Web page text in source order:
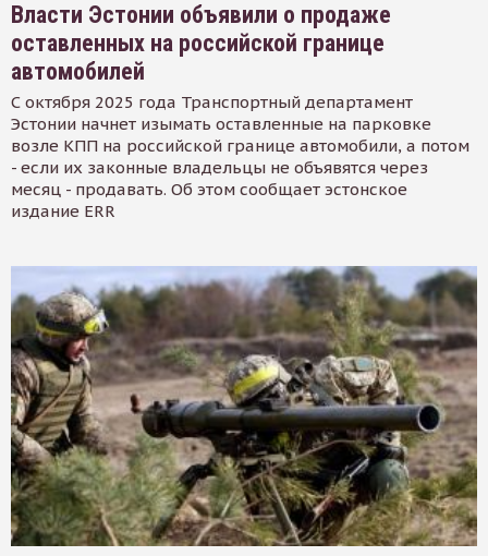
Власти Эстонии объявили о продаже
оставленных на российской границе
автомобилей
С октября 2025 года Транспортный департамент
Эстонии начнет изымать оставленные на парковке
возле КПП на российской границе автомобили, а потом
- если их законные владельцы не объявятся через
месяц - продавать. Об этом сообщает эстонское
издание ERR